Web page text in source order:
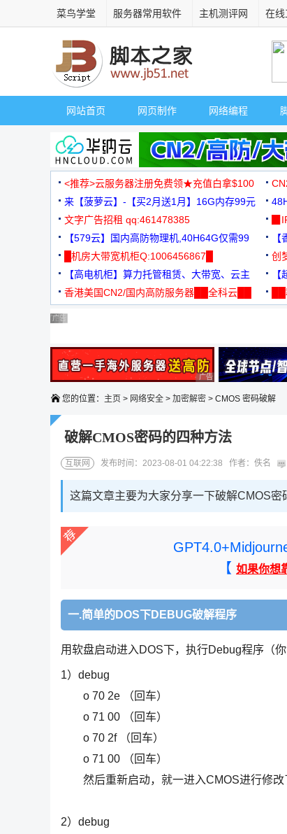
菜鸟学堂 服务器常用软件 主机测评网 在线
网站首页 网页制作 网络编程
<推荐>云服务器注册免费领★充值白拿$100
来【菠萝云】-【买2月送1月】16G内存99元
文字广告招租 qq:461478385
【579云】国内高防物理机,40H64G仅需99
元
█机房大带宽机柜Q:1006456867█
创
【高电机柜】算力托管租赁、大带宽、云主
机
香港美国CN2/国内高防服务器██全科云██
广告 商业广告，理性选择
广告 商业广告，理性选择
广告 商业广告，理性选择
广告 商业广告，理性选择
广告 商业广告，理性选择
广告 商业广告，理性选择
您的位置： 主页 > 网络安全 > 加密解密 > CMOS 密码破解
破解CMOS密码的四种方法
互联网 发布时间：2023-08-01 04:22:38 作者：佚名
这篇文章主要为大家分享一下破解CMOS
【 如果你想
一.简单的DOS下DEBUG破解程序
用软盘启动进入DOS下，执行Debug程序（
1）debug
o 70 2e （回车）
o 71 00 （回车）
o 70 2f （回车）
o 71 00 （回车）
然后重新启动，就一进入CMOS进行修改
2）debug